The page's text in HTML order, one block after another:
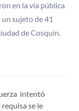
en la vía pública
un sujeto de 41
de Cosquín.
intentó
se le